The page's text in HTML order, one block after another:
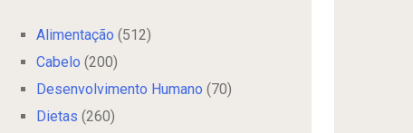
Alimentação (512)
Cabelo (200)
Desenvolvimento Humano (70)
Dietas (260)